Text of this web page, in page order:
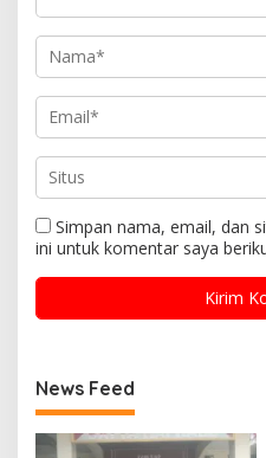
Simpan nama, email, dan
ini untuk komentar saya
News Feed